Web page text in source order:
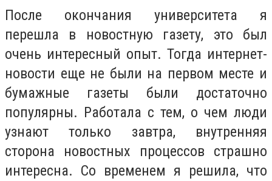
После окончания университета я
перешла в новостную газету, это был
очень интересный опыт. Тогда интернет-
новости еще не были на первом месте и
бумажные газеты были достаточно
популярны. Работала с тем, о чем люди
узнают только завтра, внутренняя
сторона новостных процессов страшно
интересна. Со временем я решила, что